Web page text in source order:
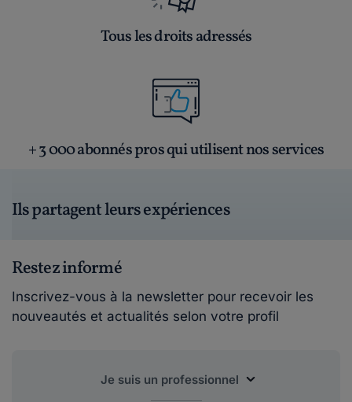
Tous les droits adressés
+ 3 000 abonnés pros qui utilisent nos services
Ils partagent leurs expériences
Restez informé
Inscrivez-vous à la newsletter pour recevoir les
nouveautés et actualités selon votre profil